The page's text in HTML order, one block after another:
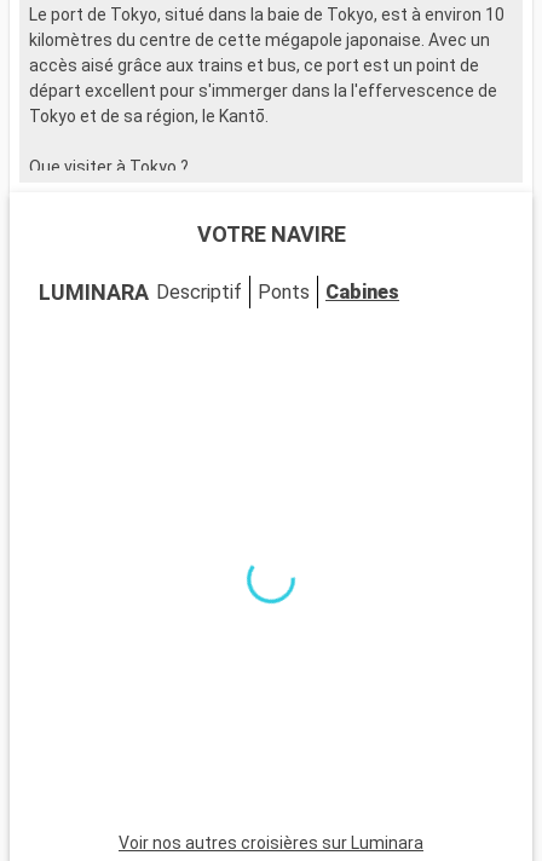
Le port de Tokyo, situé dans la baie de Tokyo, est à environ 10
kilomètres du centre de cette mégapole japonaise. Avec un
accès aisé grâce aux trains et bus, ce port est un point de
départ excellent pour s'immerger dans la l'effervescence de
Tokyo et de sa région, le Kantō.
Que visiter à Tokyo ?
un site historique incontournable. Le carrefour de Shibuya,
Akihabara, centre de la culture otaku, est à environ 5
VOTRE NAVIRE
LUMINARA Descriptif Ponts Cabines
Voir nos autres croisières sur Luminara